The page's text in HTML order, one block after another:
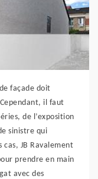
façade doit
il faut
de l’exposition
sinistre qui
JB Ravalement
prendre en main
avec des